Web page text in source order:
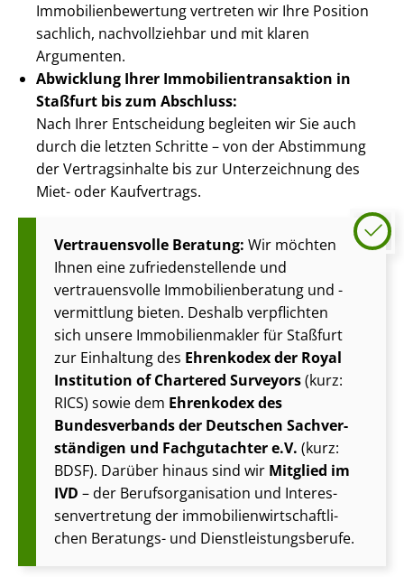
Im­mo­bi­li­en­be­wer­tung vertreten wir Ihre Position
sachlich, nachvollziehbar und mit klaren
Argumenten.
Abwicklung Ihrer Im­mo­bi­li­en­trans­ak­ti­on in
Staßfurt bis zum Abschluss:
Nach Ihrer Entscheidung begleiten wir Sie auch
durch die letzten Schritte – von der Abstimmung
der Vertragsinhalte bis zur Unterzeichnung des
Miet- oder Kaufvertrags.
Vertrauensvolle Beratung: Wir möchten
Ihnen eine zu­frie­den­stel­len­de und
vertrauensvolle Im­mo­bi­li­en­be­ra­tung und -
vermittlung bieten. Deshalb verpflichten
sich unsere Im­mo­bi­li­en­mak­ler für Staßfurt
zur Einhaltung des Ehrenkodex der Royal
Institution of Chartered Surveyors(kurz:
RICS) sowie dem Ehrenkodex des
Bundesverbands der Deutschen Sach­ver­
stän­di­gen und Fachgutachter e.V. (kurz:
BDSF). Darüber hinaus sind wir Mitglied im
IVD – der Be­rufs­or­ga­ni­sa­ti­on und In­ter­es­
sen­ver­tre­tung der im­mo­bi­li­en­wirt­schaft­li­
chen Beratungs- und Dienst­leis­tungs­be­ru­fe.